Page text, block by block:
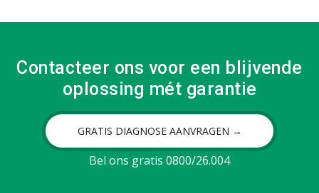
Contacteer ons voor een blijvende
oplossing mét garantie
GRATIS DIAGNOSE AANVRAGEN →
Bel ons gratis 0800/26.004